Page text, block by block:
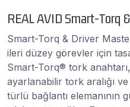
REAL AVID Smart-Torq
Smart-Torq & Driver
ileri düzey görevler için
Smart-Torq® tork
ayarlanabilir tork aralığı
türlü bağlantı elemanının